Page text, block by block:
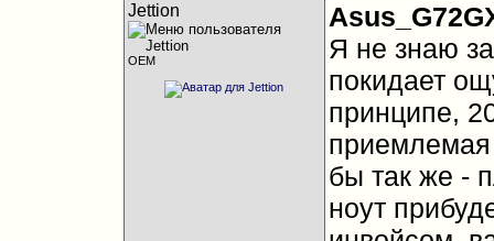
Jettion
OEM
Я не знаю
покидает
принципе,
бы так же -
ноут